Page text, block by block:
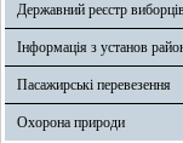
Державний реєстр
Інформація з установ
Пасажирські перевезення
Охорона природи